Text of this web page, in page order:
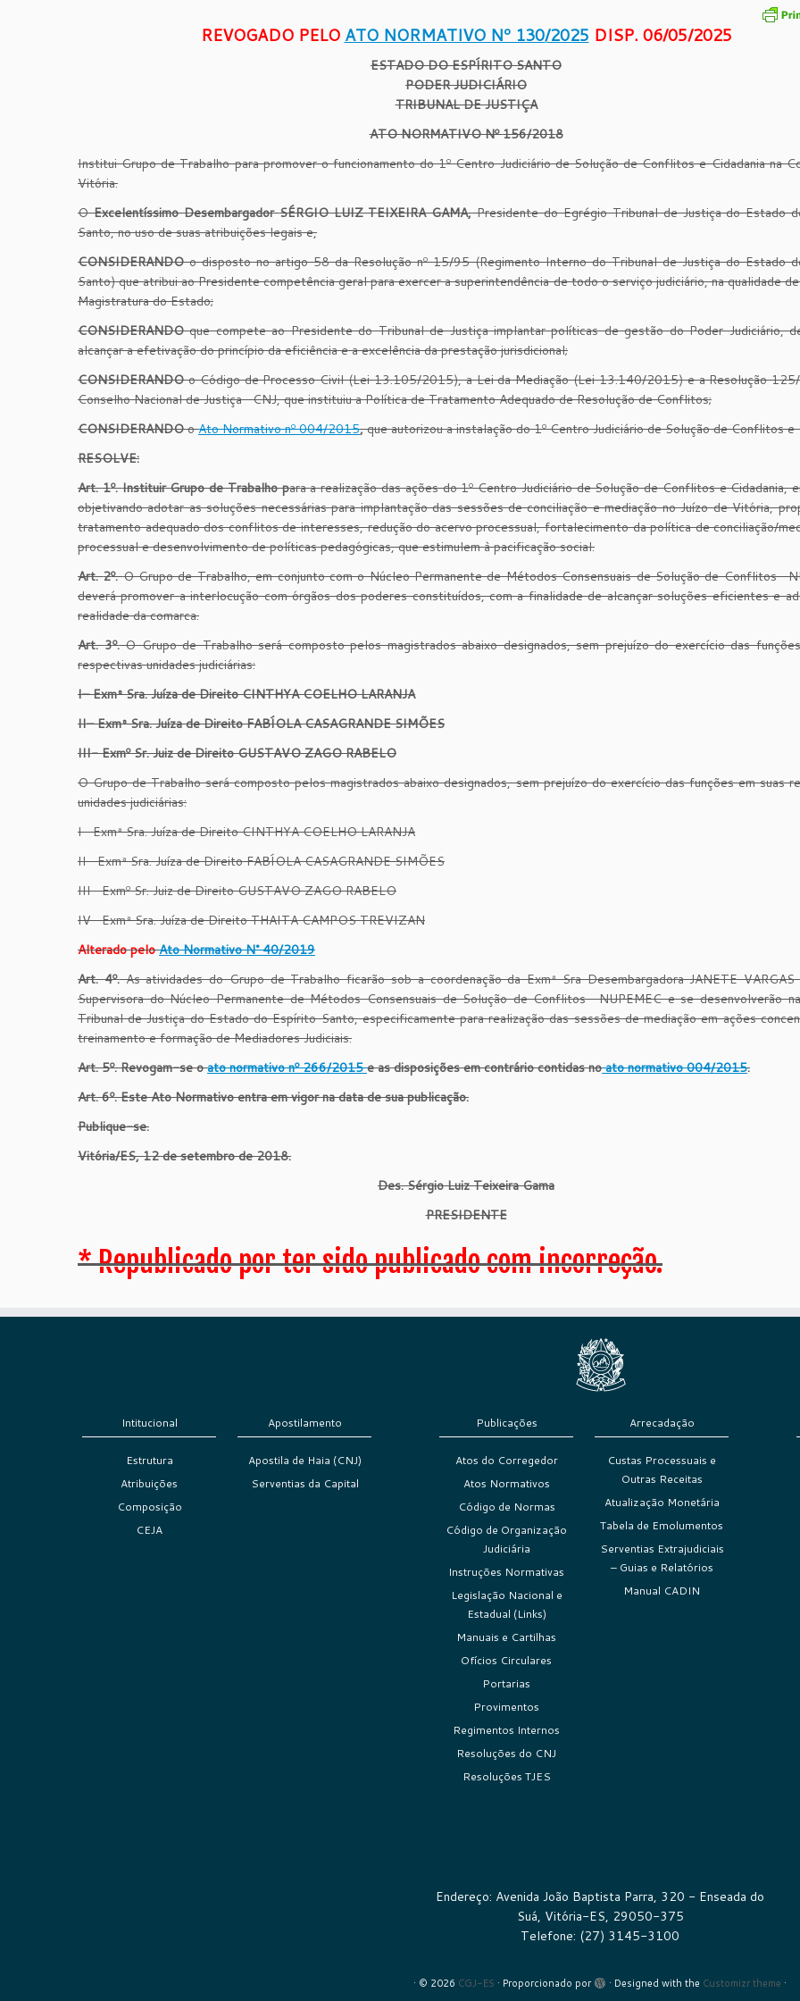
REVOGADO PELO ATO NORMATIVO Nº 130/2025 DISP. 06/05/2025
ESTADO DO ESPÍRITO SANTO
PODER JUDICIÁRIO
TRIBUNAL DE JUSTIÇA
ATO NORMATIVO Nº156/2018
Institui Grupo de Trabalho para promover o funcionamento do 1º Centro Judiciário de Solução de Conflitos e Cidadania na
Vitória.
OExcelentíssimo DesembargadorSÉRGIO LUIZ TEIXEIRA GAMA,Presidente do Egrégio Tribunal de Justiça do Estado
Santo, no uso de suas atribuições legais e,
CONSIDERANDOo disposto no artigo 58 da Resolução nº 15/95 (Regimento Interno do Tribunal de Justiça do Estado
Santo) que atribui ao Presidente competência geral para exercer a superintendência de todo o serviço judiciário, na qualidade
Magistratura do Estado;
CONSIDERANDOque compete ao Presidente do Tribunal de Justiça implantar políticas de gestão do Poder Judiciário,
alcançar a efetivação do princípio da eficiência e a excelência da prestação jurisdicional;
CONSIDERANDOo Código de Processo Civil (Lei 13.105/2015), a Lei da Mediação (Lei 13.140/2015) e a Resolução
Conselho Nacional de Justiça- CNJ, que instituiu a Política de Tratamento Adequado de Resolução de Conflitos;
CONSIDERANDOoAto Normativo nº 004/2015,que autorizou a instalação do 1º Centro Judiciário de Solução de Conflitos e
RESOLVE:
Art.1º. Instituir Grupo de Trabalhopara a realização das ações do 1º Centro Judiciário de Solução de Conflitos e Cidadania,
objetivando adotar as soluções necessárias para implantação das sessões de conciliação e mediação no Juízo de Vitória,
tratamento adequado dos conflitos de interesses, redução do acervo processual, fortalecimento da política de conciliação/
processual e desenvolvimento de políticas pedagógicas, que estimulem à pacificação social.
Art.2º.O Grupo de Trabalho, em conjunto com o Núcleo Permanente de Métodos Consensuais de Solução de Conflitos-
deverá promover a interlocução com órgãos dos poderes constituídos, com a finalidade de alcançar soluções eficientes e
realidade da comarca.
Art.3º.O Grupo de Trabalho será composto pelos magistrados abaixo designados, sem prejuízo do exercício das
respectivas unidades judiciárias:
I–ExmªSra.Juízade DireitoCINTHYA COELHO LARANJA
II–ExmªSra.Juízade DireitoFABÍOLA CASAGRANDE SIMÕES
III- Exmº Sr. Juiz de DireitoGUSTAVO ZAGO RABELO
O Grupo de Trabalho será composto pelos magistrados abaixo designados, sem prejuízo do exercício das funções em suas
unidades judiciárias:
I- Exmª Sra. Juíza de Direito CINTHYA COELHO LARANJA
II- Exmª Sra. Juíza de Direito FABÍOLA CASAGRANDE SIMÕES
III- Exmº Sr. Juiz de Direito GUSTAVO ZAGO RABELO
IV- Exmª Sra. Juíza de Direito THAITA CAMPOS TREVIZAN
Alterado peloAto Normativo N° 40/2019
Art.4º.As atividades do Grupo de Trabalho ficarão sob a coordenação da Exmª Sra Desembargadora JANETE VARGAS
Supervisora do Núcleo Permanente de Métodos Consensuais de Solução de Conflitos- NUPEMEC e se desenvolverão
Tribunal de Justiça do Estado do Espírito Santo, especificamente para realização das sessões de mediação em ações
treinamento e formação de Mediadores Judiciais.
Art.5º.Revogam-seoato normativonº266/2015eas disposições em contrário contidas noato normativo004/2015.
Art.6º.Este Ato Normativo entra em vigor na data de sua publicação.
Publique-se.
Vitória/ES,12 de setembro de 2018.
Des.Sérgio Luiz Teixeira Gama
PRESIDENTE
* Republicado por ter sido publicado com incorreção.
Intitucional
Estrutura
Atribuições
Composição
CEJA
Apostilamento
Apostila de Haia (CNJ)
Serventias da Capital
Publicações
Atos do Corregedor
Atos Normativos
Código de Normas
Código de Organização
Judiciária
Instruções Normativas
Legislação Nacional e
Estadual (Links)
Manuais e Cartilhas
Ofícios Circulares
Portarias
Provimentos
Regimentos Internos
Resoluções do CNJ
Resoluções TJES
Arrecadação
Custas Processuais e
Outras Receitas
Atualização Monetária
Tabela de Emolumentos
Serventias Extrajudiciais
– Guias e Relatórios
Manual CADIN
Endereço: Avenida João Baptista Parra, 320 - Enseada do
Suá, Vitória-ES, 29050-375
Telefone: (27) 3145-3100
· © 2026 CGJ-ES · Proporcionado por · Designed with the Customizr theme ·